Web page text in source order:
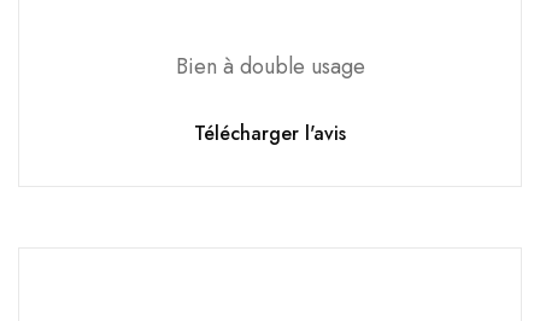
Bien à double usage
Télécharger l'avis